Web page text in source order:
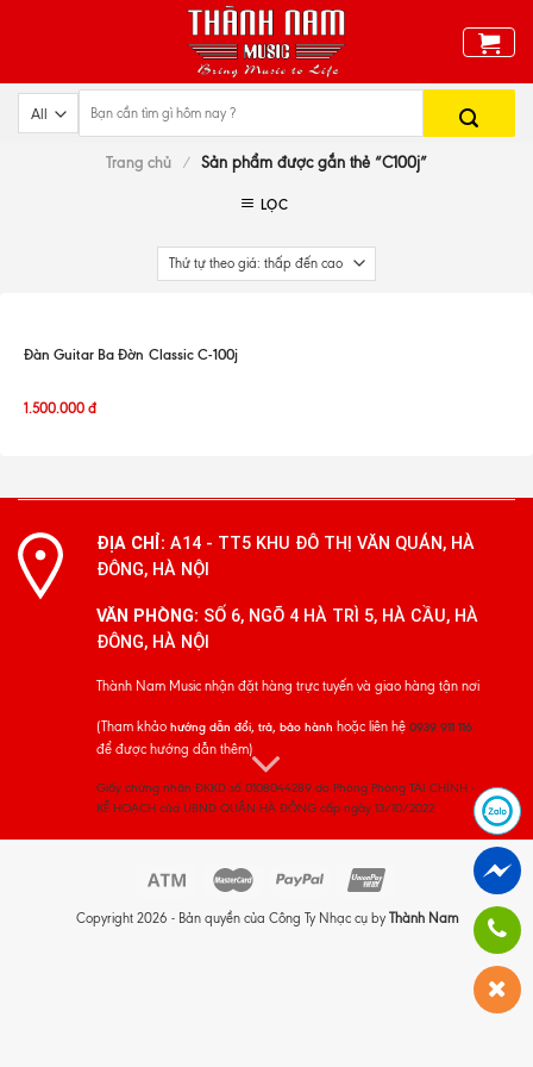
Trang chủ / Sản phẩm được gắn thẻ “C100j”
LỌC
Đàn Guitar Ba Đờn Classic C-100j
1.500.000 đ
ĐỊA CHỈ: A14 - TT5 KHU ĐÔ THỊ VĂN QUÁN, HÀ
ĐÔNG, HÀ NỘI
VĂN PHÒNG: SỐ 6, NGÕ 4 HÀ TRÌ 5, HÀ CẦU, HÀ
ĐÔNG, HÀ NỘI
Thành Nam Music nhận đặt hàng trực tuyến và giao hàng tận nơi
(Tham khảo hướng dẫn đổi, trả, bảo hành hoặc liên hệ 0939 911 116
để được hướng dẫn thêm)
Giấy chứng nhận ĐKKD số 0108044289 do Phòng Phòng TÀI CHÍNH -
KẾ HOẠCH của UBND QUẬN HÀ ĐÔNG cấp ngày 13/10/2022
Copyright 2026 - Bản quyền của Công Ty Nhạc cụ by Thành Nam